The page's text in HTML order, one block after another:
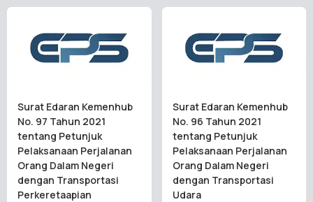
Surat Edaran Kemenhub
No. 97 Tahun 2021
tentang Petunjuk
Pelaksanaan Perjalanan
Orang Dalam Negeri
dengan Transportasi
Perkeretaapian
Surat Edaran Kemenhub
No. 96 Tahun 2021
tentang Petunjuk
Pelaksanaan Perjalanan
Orang Dalam Negeri
dengan Transportasi
Udara